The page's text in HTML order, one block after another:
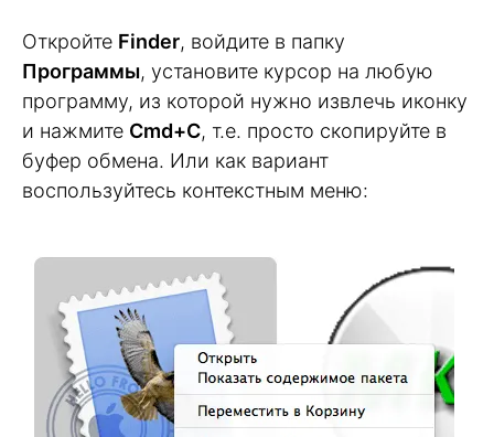
Откройте Finder, войдите в папку
Программы, установите курсор на любую
программу, из которой нужно извлечь иконку
и нажмите Cmd+C, т.е. просто скопируйте в
буфер обмена. Или как вариант
воспользуйтесь контекстным меню: